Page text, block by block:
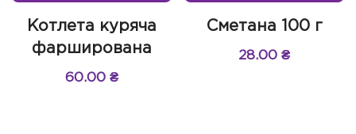
Котлета куряча
фарширована
60.00 ₴
Сметана 100 г
28.00₴